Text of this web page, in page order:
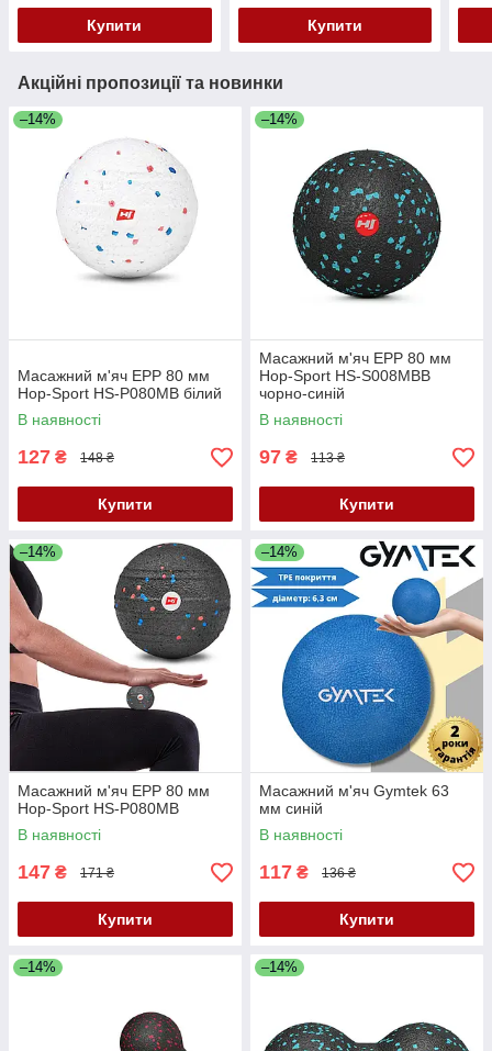
Купити Купити
Акційні пропозиції та новинки
–14%
Масажний м'яч EPP 80 мм
Hop-Sport HS-P080MB білий
В наявності
127 ₴ 148 ₴
Купити
–14%
Масажний м'яч EPP 80 мм
Hop-Sport HS-S008MBB
чорно-синій
В наявності
97 ₴ 113 ₴
Купити
–14%
Масажний м'яч EPP 80 мм
Hop-Sport HS-P080MB
В наявності
147 ₴ 171 ₴
Купити
–14%
Масажний м'яч Gymtek 63
мм синій
В наявності
117 ₴ 136 ₴
Купити
–14% –14%